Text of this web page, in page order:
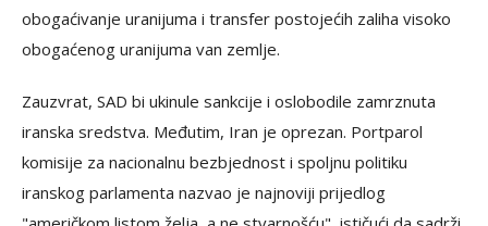
obogaćivanje uranijuma i transfer postojećih zaliha visoko
obogaćenog uranijuma van zemlje.
Zauzvrat, SAD bi ukinule sankcije i oslobodile zamrznuta
iranska sredstva. Međutim, Iran je oprezan. Portparol
komisije za nacionalnu bezbjednost i spoljnu politiku
iranskog parlamenta nazvao je najnoviji prijedlog